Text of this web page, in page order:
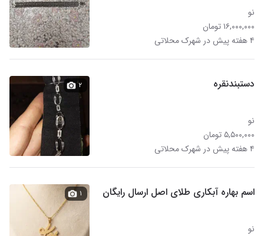
نو
۱۶,۰۰۰,۰۰۰ تومان
۴ هفته پیش در شهرک محلاتی
دستبندنقره
نو
۵,۵۰۰,۰۰۰ تومان
۴ هفته پیش در شهرک محلاتی
۲
اسم بهاره آبکاری طلای اصل ارسال رایگان
نو
۱